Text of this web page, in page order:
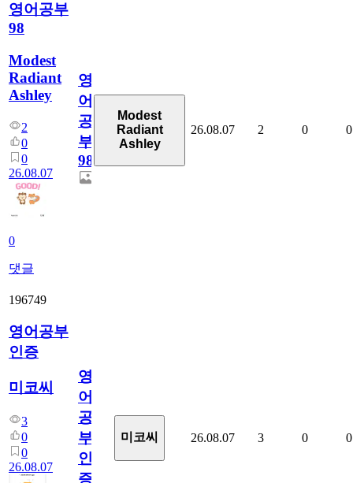
영어공부
98
Modest
Radiant
Ashley
2
0
0
26.08.07
0
댓글
영
어
공
부
98
Modest
Radiant
Ashley
26.08.07 2 0 0
196749
영어공부
인증
미코씨
3
0
0
26.08.07
영
어
공
부
인
증
미코씨 26.08.07 3 0 0